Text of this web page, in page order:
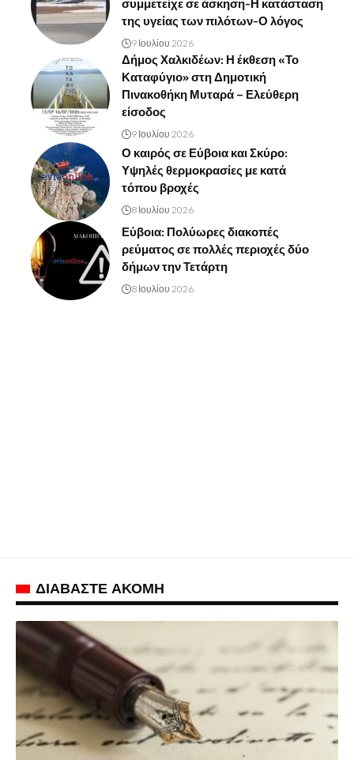
συμμετείχε σε άσκηση-Η κατάσταση
της υγείας των πιλότων-Ο λόγος
9 Ιουλίου 2026
Δήμος Χαλκιδέων: Η έκθεση «Το
Καταφύγιο» στη Δημοτική
Πινακοθήκη Μυταρά – Ελεύθερη
είσοδος
9 Ιουλίου 2026
Ο καιρός σε Εύβοια και Σκύρο:
Υψηλές θερμοκρασίες με κατά
τόπου βροχές
8 Ιουλίου 2026
Εύβοια: Πολύωρες διακοπές
ρεύματος σε πολλές περιοχές δύο
δήμων την Τετάρτη
8 Ιουλίου 2026
ΔΙΑΒΑΣΤΕ ΑΚΟΜΗ